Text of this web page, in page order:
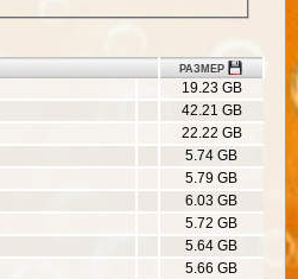
РАЗМЕР
19.23 GB
42.21 GB
22.22 GB
5.74 GB
5.79 GB
6.03 GB
5.72 GB
5.64 GB
5.66 GB